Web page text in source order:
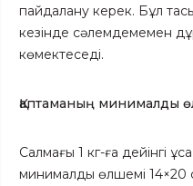
пайдалану керек. Бұл
кезінде сәлемдемемен
көмектеседі.
Қаптаманың минималды
Салмағы 1 кг-ға дейінгі
минималды өлшемі 14×20